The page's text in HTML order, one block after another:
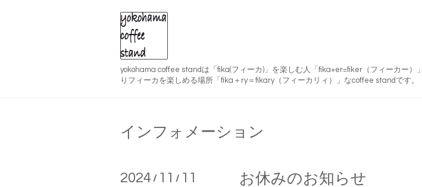
yokohama coffee standは「fika(フィーカ)」を楽しむ人「fika+er=fiker（フィーカー）
りフィーカを楽しめる場所「fika＋ry＝fikary（フィーカリィ）」なcoffee standです。
インフォメーション
2024 / 11 / 11 お休みのお知らせ